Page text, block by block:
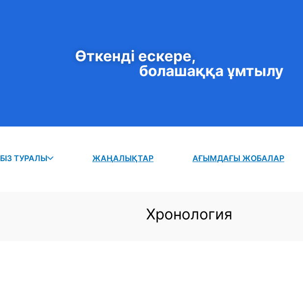
Өткенді ескере,
болашаққа ұмтылу
БІЗ ТУРАЛЫ ЖАҢАЛЫҚТАР АҒЫМДАҒЫ ЖОБАЛАР
Хронология